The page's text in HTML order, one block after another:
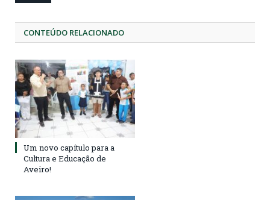
CONTEÚDO RELACIONADO
Um novo capítulo para a
Cultura e Educação de
Aveiro!